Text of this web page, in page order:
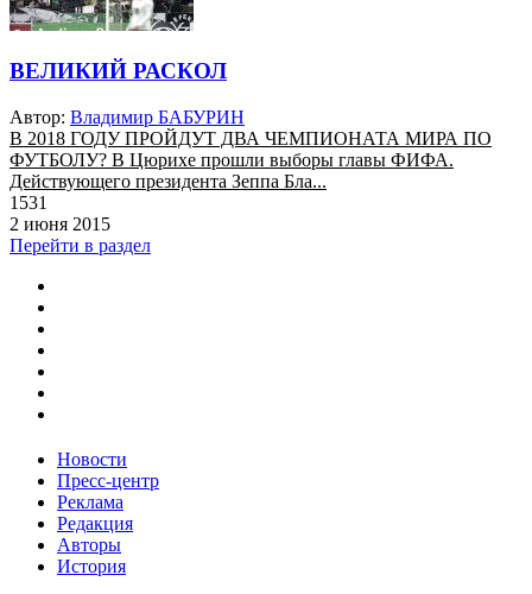
ВЕЛИКИЙ РАСКОЛ
Автор: Владимир БАБУРИН
В 2018 ГОДУ ПРОЙДУТ ДВА ЧЕМПИОНАТА МИРА ПО
ФУТБОЛУ? В Цюрихе прошли выборы главы ФИФА.
Действующего президента Зеппа Бла...
1531
2 июня 2015
Перейти в раздел
Новости
Пресс-центр
Реклама
Редакция
Авторы
История